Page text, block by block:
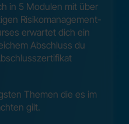
in 5 Modulen mit über
Risikomanagement-
erwartet dich ein
Abschluss du
Themen die es im
gilt.